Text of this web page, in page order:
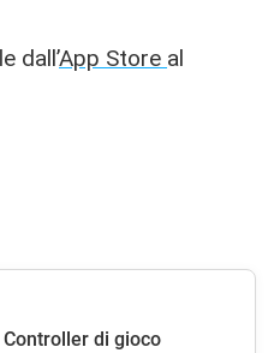
dall’App Store al
di gioco